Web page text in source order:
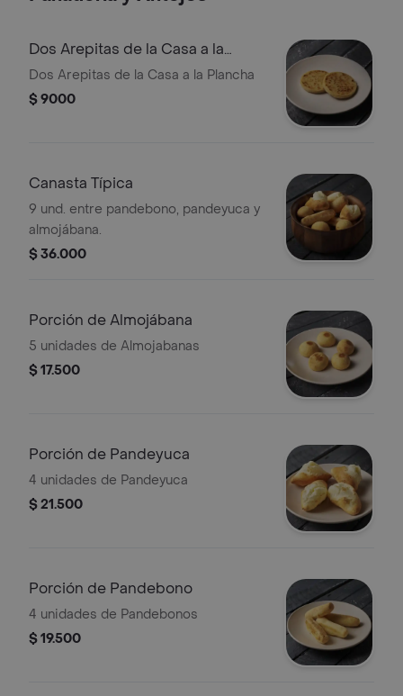
Dos Arepitas de la Casa a la
Plancha
Dos Arepitas de la Casa a la Plancha
$ 9000
Canasta Típica
9 und. entre pandebono, pandeyuca y
almojábana.
$ 36.000
Porción de Almojábana
5 unidades de Almojabanas
$ 17.500
Porción de Pandeyuca
4 unidades de Pandeyuca
$ 21.500
Porción de Pandebono
4 unidades de Pandebonos
$ 19.500